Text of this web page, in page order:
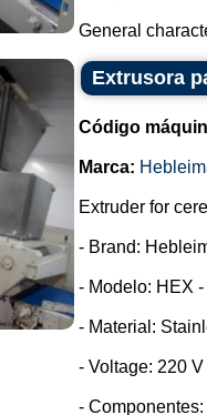
General
Extrusora
Código
Marca:
Extruder for
- Brand:
- Modelo: HEX
- Material:
- Voltage: 220
-